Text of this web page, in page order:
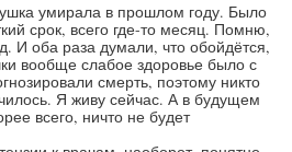
умирала в прошлом году. Было
срок, всего где-то месяц. Помню,
И оба раза думали, что обойдётся,
вообще слабое здоровье было с
смерть, поэтому никто
Я живу сейчас. А в будущем
всего, ничто не будет